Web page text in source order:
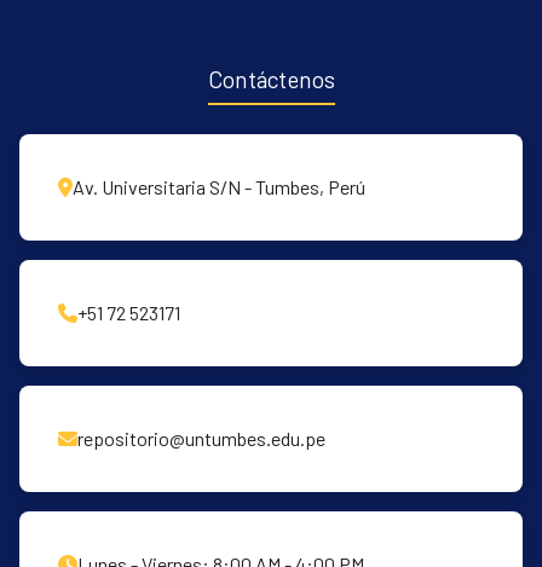
Contáctenos
Av. Universitaria S/N - Tumbes, Perú
+51 72 523171
repositorio@untumbes.edu.pe